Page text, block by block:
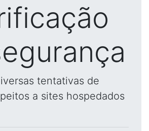
tentativas de
a sites hospedados